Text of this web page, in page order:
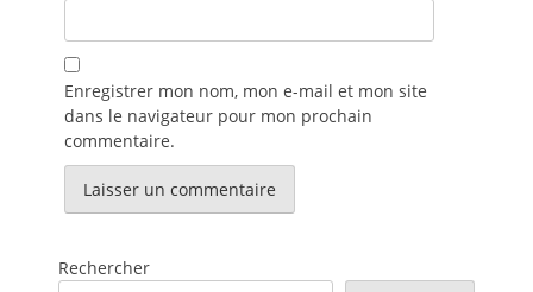
Enregistrer mon nom, mon e-mail et mon site
dans le navigateur pour mon prochain
commentaire.
Rechercher